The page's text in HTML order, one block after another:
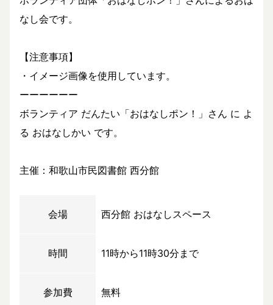
なし会です。
【注意事項】
・イメージ画像を使用しています。
ーーーーーー
ボランティア だんたい「おはなしポン！」さん に よ
る おはなしかい です。
主催：和歌山市民図書館 西分館
会場 西分館 おはなしスペース
時間 11時から11時30分まで
参加費 無料